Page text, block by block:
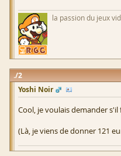
la passion du jeux
2
Yoshi Noir
Cool, je voulais demander
(Là, je viens de donner 121